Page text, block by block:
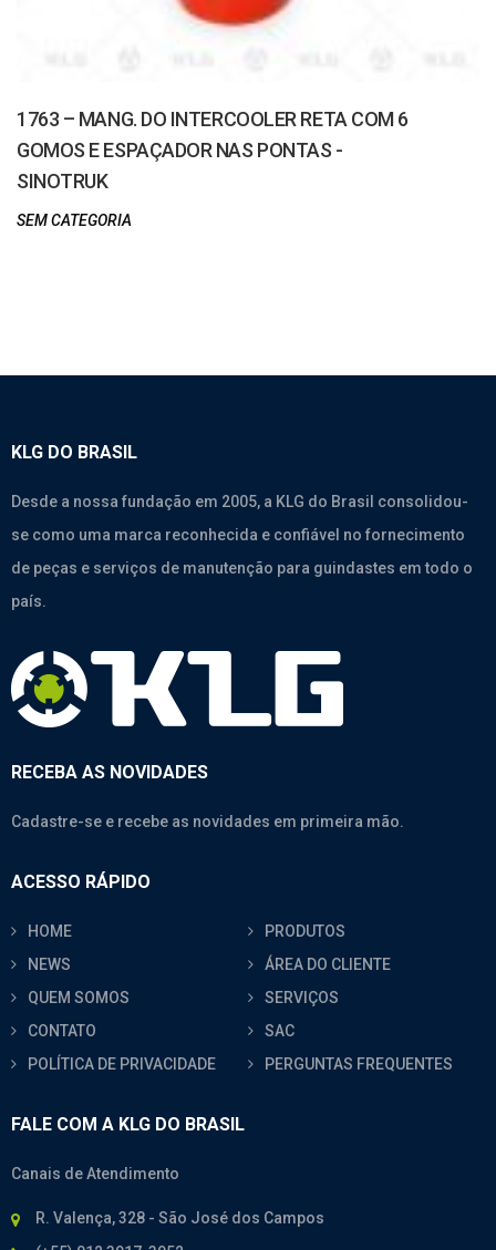
1763 – MANG. DO INTERCOOLER RETA COM 6
GOMOS E ESPAÇADOR NAS PONTAS -
SINOTRUK
SEM CATEGORIA
KLG DO BRASIL
Desde a nossa fundação em 2005, a KLG do Brasil consolidou-
se como uma marca reconhecida e confiável no fornecimento
de peças e serviços de manutenção para guindastes em todo o
país.
RECEBA AS NOVIDADES
Cadastre-se e recebe as novidades em primeira mão.
ACESSO RÁPIDO
HOME
PRODUTOS
NEWS
ÁREA DO CLIENTE
QUEM SOMOS
SERVIÇOS
CONTATO
SAC
POLÍTICA DE PRIVACIDADE
PERGUNTAS FREQUENTES
FALE COM A KLG DO BRASIL
Canais de Atendimento
R. Valença, 328 - São José dos Campos